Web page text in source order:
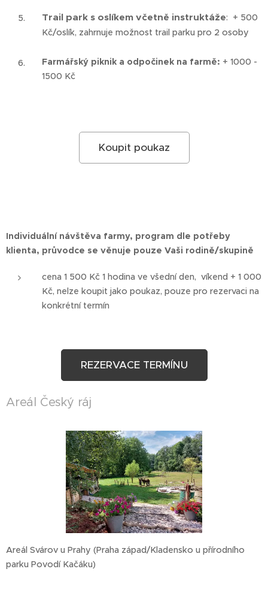
Trail park s oslíkem včetně instruktáže: + 500
Kč/oslík, zahrnuje možnost trail parku pro 2 osoby
Farmářský piknik a odpočinek na farmě: + 1000 -
1500 Kč
Koupit poukaz
Individuální návštěva farmy, program dle potřeby
klienta, průvodce se věnuje pouze Vaši rodině/skupině
cena 1 500 Kč 1 hodina ve všední den, víkend + 1 000
Kč, nelze koupit jako poukaz, pouze pro rezervaci na
konkrétní termín
REZERVACE TERMÍNU
Areál Český ráj
Areál Svárov u Prahy (Praha západ/Kladensko u přírodního
parku Povodí Kačáku)